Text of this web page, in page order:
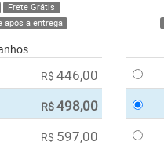
Frete Grátis
após a entrega
R$ 446,00
R$498,00
R$ 597,00